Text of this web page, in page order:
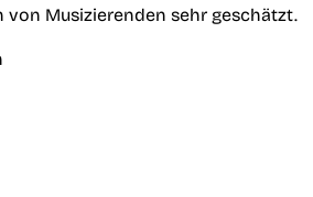
von Musizierenden sehr geschätzt.